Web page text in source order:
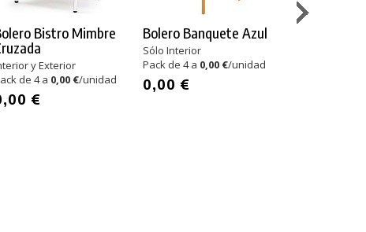
Bistro Mimbre
y Exterior
de 4 a 0,00 €/unidad
€
Bolero Banquete Azul
Sólo Interior
Pack de 4 a 0,00 €/unidad
0,00 €